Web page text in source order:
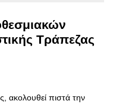
Τράπεζας
ακολουθεί πιστά την